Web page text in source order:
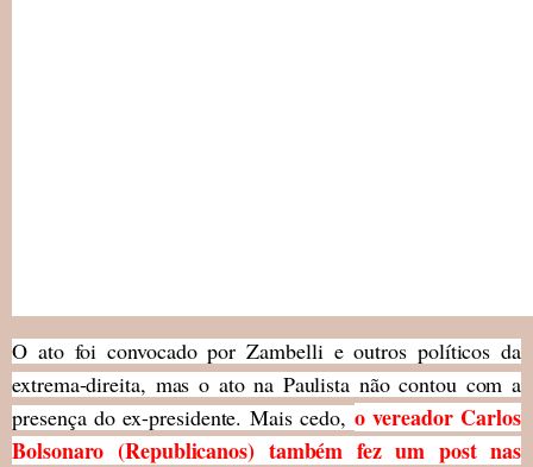
O ato foi convocado por Zambelli e outros políticos da
extrema-direita, mas o ato na Paulista não contou com a
presença do ex-presidente. Mais cedo,o vereador Carlos
Bolsonaro (Republicanos) também fez um post nas